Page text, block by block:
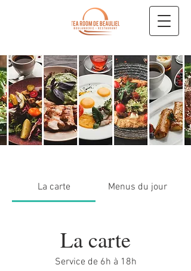
La carte Menus du jour
La carte
Service de 6h à 18h